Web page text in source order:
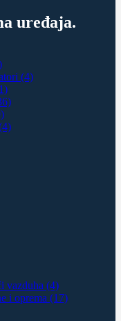
uređaja.
(4)
vazduha (4)
i oprema (17)